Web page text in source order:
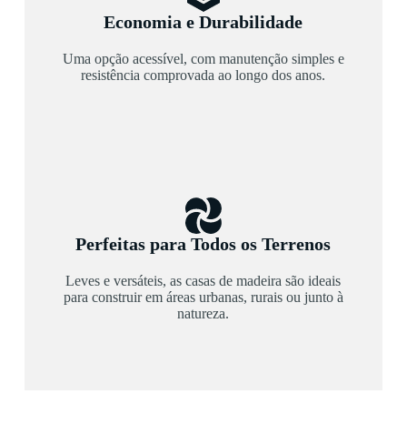
Economia e Durabilidade
Uma opção acessível, com manutenção simples e
resistência comprovada ao longo dos anos.
Perfeitas para Todos os Terrenos
Leves e versáteis, as casas de madeira são ideais
para construir em áreas urbanas, rurais ou junto à
natureza.